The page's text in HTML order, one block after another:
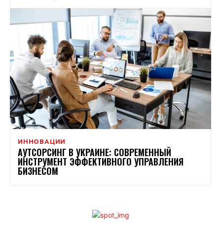
ИННОВАЦИИ
АУТСОРСИНГ В УКРАИНЕ: СОВРЕМЕННЫЙ
ИНСТРУМЕНТ ЭФФЕКТИВНОГО УПРАВЛЕНИЯ
БИЗНЕСОМ